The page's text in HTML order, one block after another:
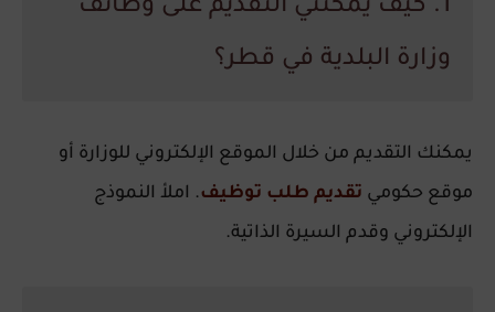
1. كيف يمكنني التقديم على وظائف
وزارة البلدية في قطر؟
يمكنك التقديم من خلال الموقع الإلكتروني للوزارة أو
موقع حكومي تقديم طلب توظيف. املأ النموذج
الإلكتروني وقدم السيرة الذاتية.